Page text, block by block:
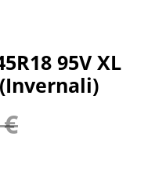
95V XL
(Invernali)